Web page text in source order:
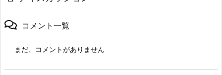
コメント一覧
まだ、コメントがありません